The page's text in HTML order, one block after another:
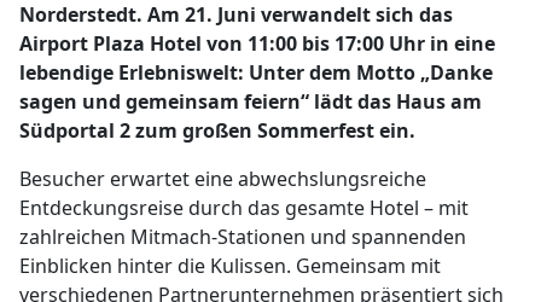
Norderstedt. Am 21. Juni verwandelt sich das
Airport Plaza Hotel von 11:00 bis 17:00 Uhr in eine
lebendige Erlebniswelt: Unter dem Motto „Danke
sagen und gemeinsam feiern“ lädt das Haus am
Südportal 2 zum großen Sommerfest ein.
Besucher erwartet eine abwechslungsreiche
Entdeckungsreise durch das gesamte Hotel – mit
zahlreichen Mitmach-Stationen und spannenden
Einblicken hinter die Kulissen. Gemeinsam mit
verschiedenen Partnerunternehmen präsentiert sich